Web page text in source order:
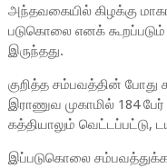
அந்தவகையில் கிழக்கு
படுகொலை எனக்
இருந்தது.
குறித்த சம்பவத்தின்
இராணுவ முகாமில் 184
கத்தியாலும் வெட்டப்பட்டு,
இப்படுகொலை